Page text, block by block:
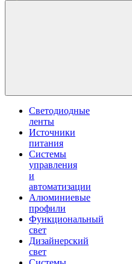
Светодиодные
ленты
Источники
питания
Системы
управления
и
автоматизации
Алюминиевые
профили
Функциональный
свет
Дизайнерский
свет